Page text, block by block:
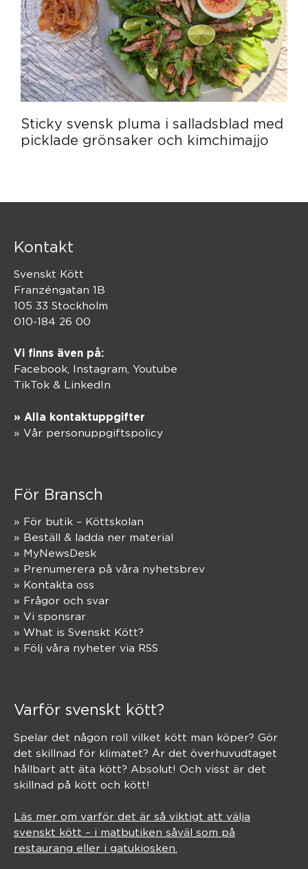
Sticky svensk pluma i salladsblad med
picklade grönsaker och kimchimajjo
Kontakt
Svenskt Kött
Franzéngatan 1B
105 33 Stockholm
010-184 26 00
Vi finns även på:
Facebook, Instagram Youtube
TikTok & LinkedIn
» Alla kontaktuppgifter
» Vår personuppgiftspolicy
För Bransch
» För butik – Köttskolan
» Beställ & ladda ner material
» MyNewsDesk
» Prenumerera på våra nyhetsbrev
» Kontakta oss
» Frågor och svar
» Vi sponsrar
» What is Svenskt Kött?
» Följ våra nyheter via RSS
Varför svenskt kött?
Spelar det någon roll vilket kött man köper? Gör
det skillnad för klimatet? Är det överhuvudtaget
hållbart att äta kött? Absolut! Och visst är det
skillnad på kött och kött!
Läs mer om varför det är så viktigt att välja
svenskt kött – i matbutiken såväl som på
restaurang eller i gatukiosken.